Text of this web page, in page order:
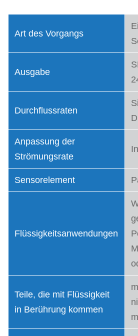
Art des Vorgangs
Ausgabe
Durchflussraten
Anpassung der
Strömungsrate
Sensorelement
Flüssigkeitsanwendungen
Teile, die mit Flüssigkeit
in Berührung kommen